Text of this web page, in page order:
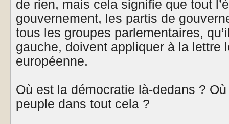
de rien, mais cela signifie que tout
gouvernement, les partis de
tous les groupes parlementaires,
gauche, doivent appliquer à la lettre
européenne.
Où est la démocratie là-dedans ?
peuple dans tout cela ?